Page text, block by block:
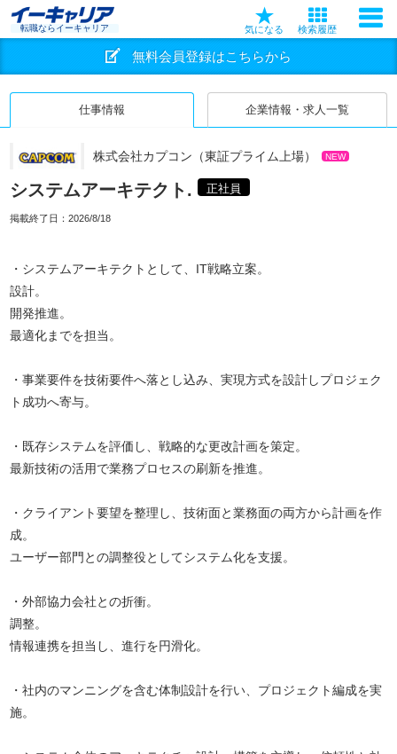
転職ならイーキャリア 気になる 検索履歴
無料会員登録はこちらから
仕事情報 企業情報・求人一覧
株式会社カプコン（東証プライム上場） NEW
システムアーキテクト. 正社員
掲載終了日： 2026/8/18
・システムアーキテクトとして、IT戦略立案。
設計。
開発推進。
最適化までを担当。
・事業要件を技術要件へ落とし込み、実現方式を設計しプロジェク
ト成功へ寄与。
・既存システムを評価し、戦略的な更改計画を策定。
最新技術の活用で業務プロセスの刷新を推進。
・クライアント要望を整理し、技術面と業務面の両方から計画を作
成。
ユーザー部門との調整役としてシステム化を支援。
・外部協力会社との折衝。
調整。
情報連携を担当し、進行を円滑化。
・社内のマンニングを含む体制設計を行い、プロジェクト編成を実
施。